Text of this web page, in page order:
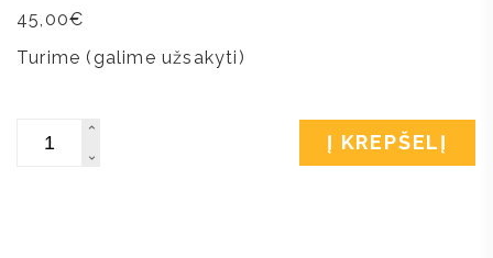
45,00€
Turime (galime užsakyti)
Į KREPŠELĮ